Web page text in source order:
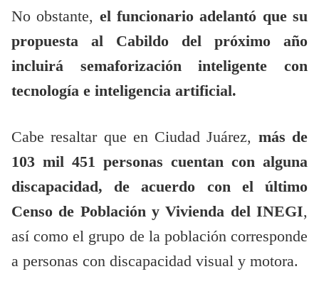
No obstante, el funcionario adelantó que su
propuesta al Cabildo del próximo año
incluirá semaforización inteligente con
tecnología e inteligencia artificial.
Cabe resaltar que en Ciudad Juárez, más de
103 mil 451 personas cuentan con alguna
discapacidad, de acuerdo con el último
Censo de Población y Vivienda del INEGI,
así como el grupo de la población corresponde
a personas con discapacidad visual y motora.